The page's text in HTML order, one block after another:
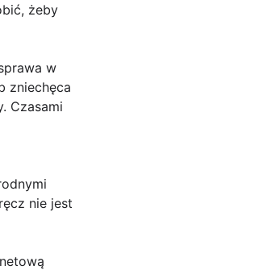
żeby
w
zniechęca
Czasami
nie jest